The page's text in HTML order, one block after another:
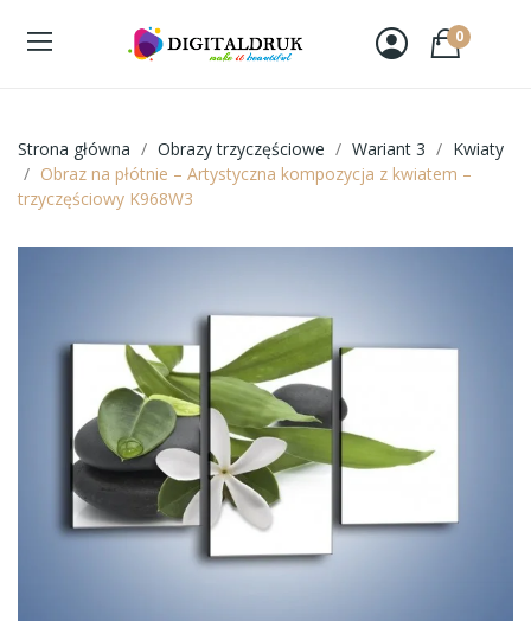
0
Strona główna Obrazy trzyczęściowe Wariant 3
Kwiaty
Obraz na płótnie – Artystyczna kompozycja z kwiatem –
trzyczęściowy K968W3